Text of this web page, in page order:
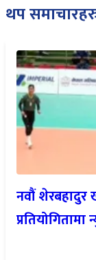
थप
नवौं शेरबहादुर